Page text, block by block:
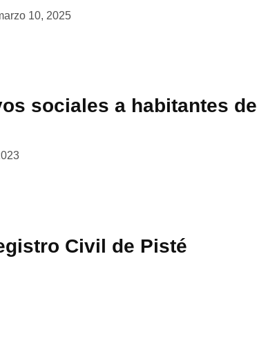
10, 2025
sociales a habitantes de
Civil de Pisté